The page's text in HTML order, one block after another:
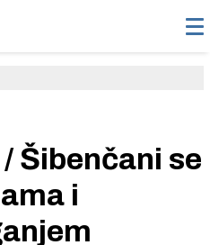
Šibenčani se
i